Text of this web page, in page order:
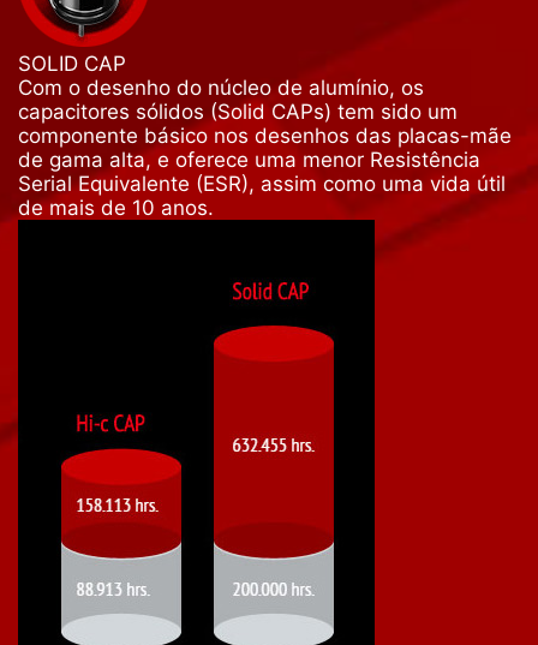
SOLID CAP
Com o desenho do núcleo de alumínio, os
capacitores sólidos (Solid CAPs) tem sido um
componente básico nos desenhos das placas-mãe
de gama alta, e oferece uma menor Resistência
Serial Equivalente (ESR), assim como uma vida útil
de mais de 10 anos.